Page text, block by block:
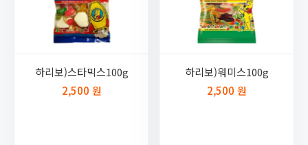
하리보)스타믹스100g
2,500 원
하리보)워미스100g
2,500 원